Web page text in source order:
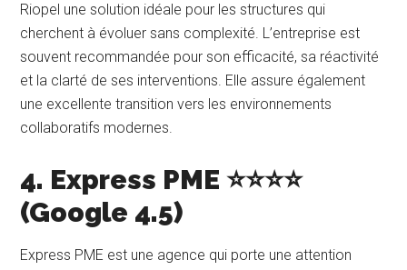
Riopel une solution idéale pour les structures qui
cherchent à évoluer sans complexité. L’entreprise est
souvent recommandée pour son efficacité, sa réactivité
et la clarté de ses interventions. Elle assure également
une excellente transition vers les environnements
collaboratifs modernes.
4. Express PME ⭐⭐⭐⭐
(Google 4.5)
Express PME est une agence qui porte une attention